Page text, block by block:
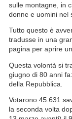
sulle montagne, in
donne e uomini nel
Tutto questo è
tradusse in una
pagina per aprire
Questa volontà si
giugno di 80 anni
della Repubblica.
Votarono 45.631
la seconda volta